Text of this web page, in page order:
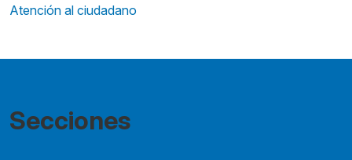
Atención al ciudadano
Secciones